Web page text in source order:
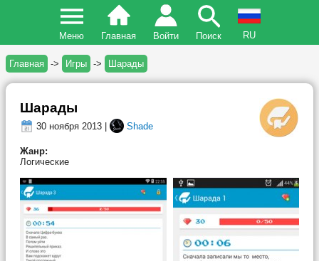
Меню Главная Войти Поиск RU
Главная -> Игры -> Шарады
Шарады
30 ноября 2013 | Shade
Жанр:
Логические